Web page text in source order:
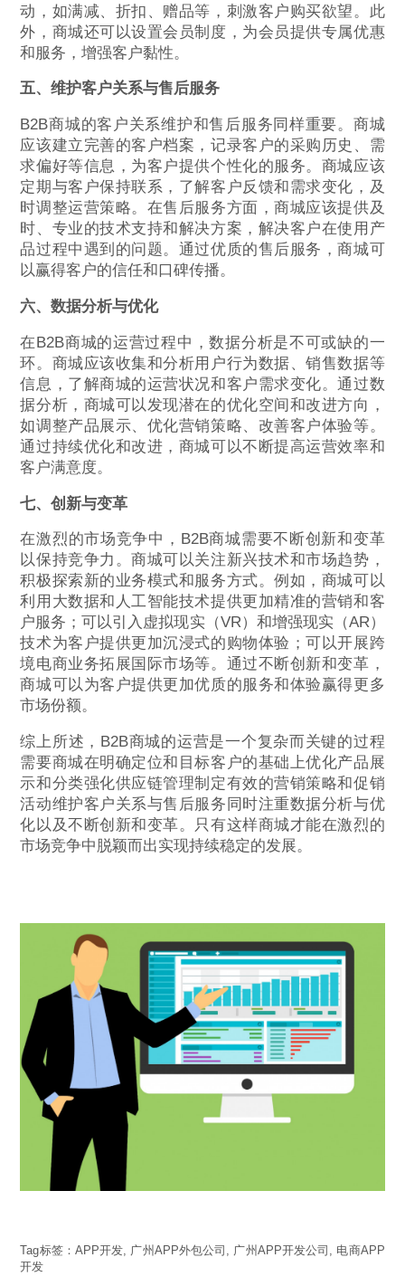
动，如满减、折扣、赠品等，刺激客户购买欲望。此
外，商城还可以设置会员制度，为会员提供专属优惠
和服务，增强客户黏性。
五、维护客户关系与售后服务
B2B商城的客户关系维护和售后服务同样重要。商城
应该建立完善的客户档案，记录客户的采购历史、需
求偏好等信息，为客户提供个性化的服务。商城应该
定期与客户保持联系，了解客户反馈和需求变化，及
时调整运营策略。在售后服务方面，商城应该提供及
时、专业的技术支持和解决方案，解决客户在使用产
品过程中遇到的问题。通过优质的售后服务，商城可
以赢得客户的信任和口碑传播。
六、数据分析与优化
在B2B商城的运营过程中，数据分析是不可或缺的一
环。商城应该收集和分析用户行为数据、销售数据等
信息，了解商城的运营状况和客户需求变化。通过数
据分析，商城可以发现潜在的优化空间和改进方向，
如调整产品展示、优化营销策略、改善客户体验等。
通过持续优化和改进，商城可以不断提高运营效率和
客户满意度。
七、创新与变革
在激烈的市场竞争中，B2B商城需要不断创新和变革
以保持竞争力。商城可以关注新兴技术和市场趋势，
积极探索新的业务模式和服务方式。例如，商城可以
利用大数据和人工智能技术提供更加精准的营销和客
户服务；可以引入虚拟现实（VR）和增强现实（AR）
技术为客户提供更加沉浸式的购物体验；可以开展跨
境电商业务拓展国际市场等。通过不断创新和变革，
商城可以为客户提供更加优质的服务和体验赢得更多
市场份额。
综上所述，B2B商城的运营是一个复杂而关键的过程
需要商城在明确定位和目标客户的基础上优化产品展
示和分类强化供应链管理制定有效的营销策略和促销
活动维护客户关系与售后服务同时注重数据分析与优
化以及不断创新和变革。只有这样商城才能在激烈的
市场竞争中脱颖而出实现持续稳定的发展。
Tag标签： APP开发, 广州APP外包公司 , 广州APP开发公司 , 电商APP
开发